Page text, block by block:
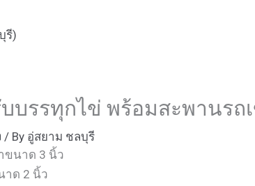
บรรทุกไข่ พร้อมสะพานรถ
/ By อู่สยาม ชลบุรี
ขนาด 3 นิ้ว
าด 2 นิ้ว